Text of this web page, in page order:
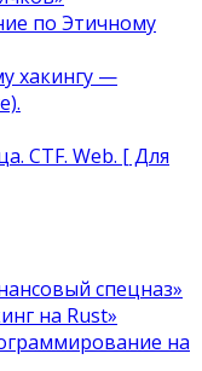
по Этичному
хакингу —
CTF. Web. [ Для
спецназ»
на Rust»
на